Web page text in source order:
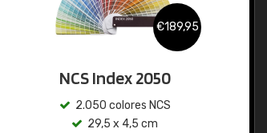
€189,95
NCS Index 2050
2.050 colores NCS
29,5 x 4,5 cm